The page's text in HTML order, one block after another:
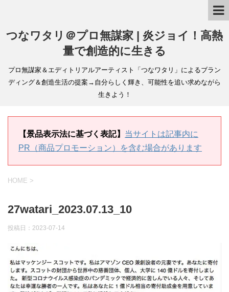
つなワタリ＠プロ無謀家 | 炎ジョイ！高熱
量で創造的に生きる
プロ無謀家＆エディトリアルアーティスト「つなワタリ」によるブラン
ディング＆創造生活の提案→自分らしく輝き、可能性を追い求めながら
生きよう！
【景品表示法に基づく表記】 当サイトは記事内に
PR（商品プロモーション）を含む場合があります
HOME >
27watari_2023.07.13_10
投稿日： 2023-07-14